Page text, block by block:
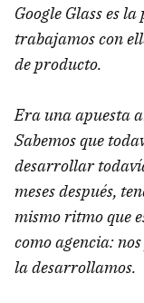
Google Glass es
trabajamos con
de producto.
Era una apuesta
Sabemos que
desarrollar
meses después,
mismo ritmo que
como agencia:
la desarrollamos.